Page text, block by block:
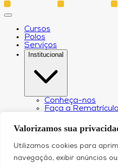
Valorizamos sua
Utilizamos cookies para
navegação, exibir anúncios
Cursos
Polos
Serviços
Institucional
Conheça-nos
Faça a Rematrícula
Estatuto e
Regulamento
Política de
Egressos